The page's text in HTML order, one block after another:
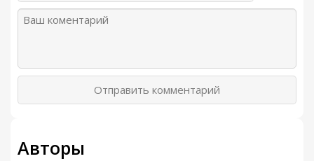
Отправить комментарий
Авторы